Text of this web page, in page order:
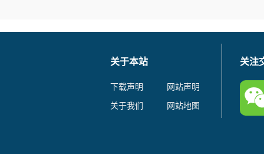
关于本站
下载声明
网站声明
关于我们
网站地图
关注